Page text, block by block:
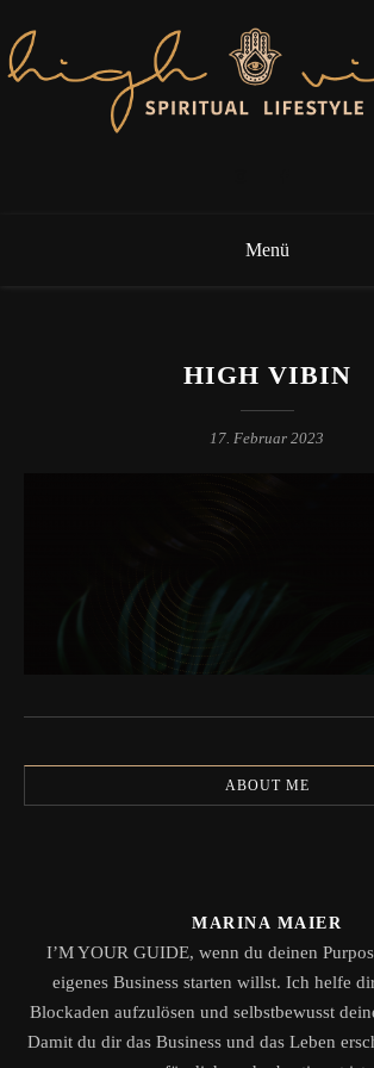
Menü
HIGH VIBIN
17. Februar 2023
ABOUT ME
MARINA MAIER
I’M YOUR GUIDE, wenn du deinen
eigenes Business starten willst. Ich helfe
Blockaden aufzulösen und selbstbewusst
Damit du dir das Business und das Leben